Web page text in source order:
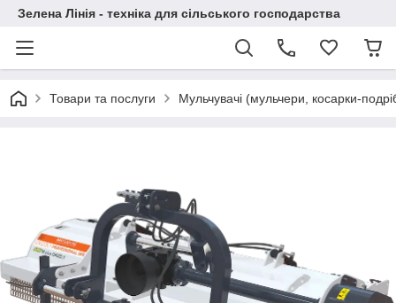
Зелена Лінія - техніка для сільського господарства
Товари та послуги Мульчувачі (мульчери, косарки-